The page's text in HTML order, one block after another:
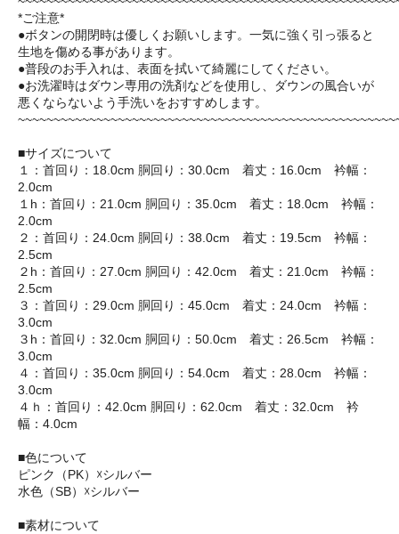
*ご注意*
●ボタンの開閉時は優しくお願いします。一気に強く引っ張ると
生地を傷める事があります。
●普段のお手入れは、表面を拭いて綺麗にしてください。
●お洗濯時はダウン専用の洗剤などを使用し、ダウンの風合いが
悪くならないよう手洗いをおすすめします。
■サイズについて
１：首回り：18.0cm 胴回り：30.0cm 着丈：16.0cm 衿幅：
2.0cm
１h：首回り：21.0cm 胴回り：35.0cm 着丈：18.0cm 衿幅：
2.0cm
２：首回り：24.0cm 胴回り：38.0cm 着丈：19.5cm 衿幅：
2.5cm
２h：首回り：27.0cm 胴回り：42.0cm 着丈：21.0cm 衿幅：
2.5cm
３：首回り：29.0cm 胴回り：45.0cm 着丈：24.0cm 衿幅：
3.0cm
３h：首回り：32.0cm 胴回り：50.0cm 着丈：26.5cm 衿幅：
3.0cm
４：首回り：35.0cm 胴回り：54.0cm 着丈：28.0cm 衿幅：
3.0cm
４ｈ：首回り：42.0cm 胴回り：62.0cm 着丈：32.0cm 衿
幅：4.0cm
■色について
ピンク（PK）☓シルバー
水色（SB）☓シルバー
■素材について